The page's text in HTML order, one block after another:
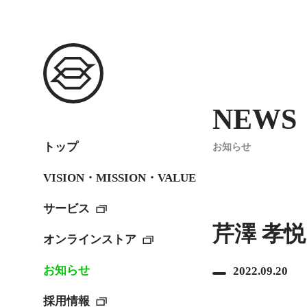
トップ
VISION・MISSION・VALUE
サービス
オンラインストア
お知らせ
採用情報
NEWS
お知らせ
芹澤 孝悦
2022.09.20